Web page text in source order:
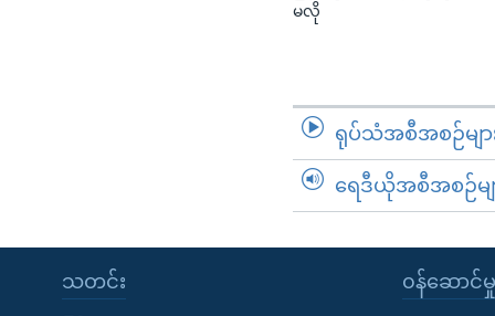
မလို
ရုပ်သံအစီအစဉ်မျာ
ရေဒီယိုအစီအစဉ်မျ
သတင်း ၀န်ဆောင်မှု